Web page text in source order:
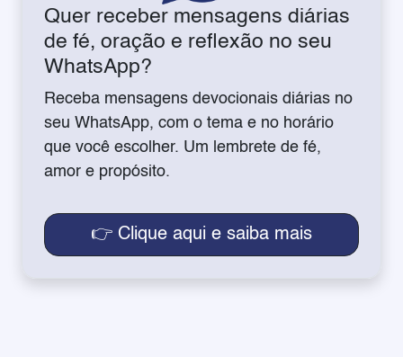
Quer receber mensagens diárias
de fé, oração e reflexão no seu
WhatsApp?
Receba mensagens devocionais diárias no
seu WhatsApp, com o tema e no horário
que você escolher. Um lembrete de fé,
amor e propósito.
👉 Clique aqui e saiba mais